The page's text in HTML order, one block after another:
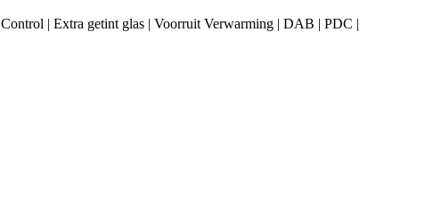
| Extra getint glas | Voorruit Verwarming | DAB | PDC |